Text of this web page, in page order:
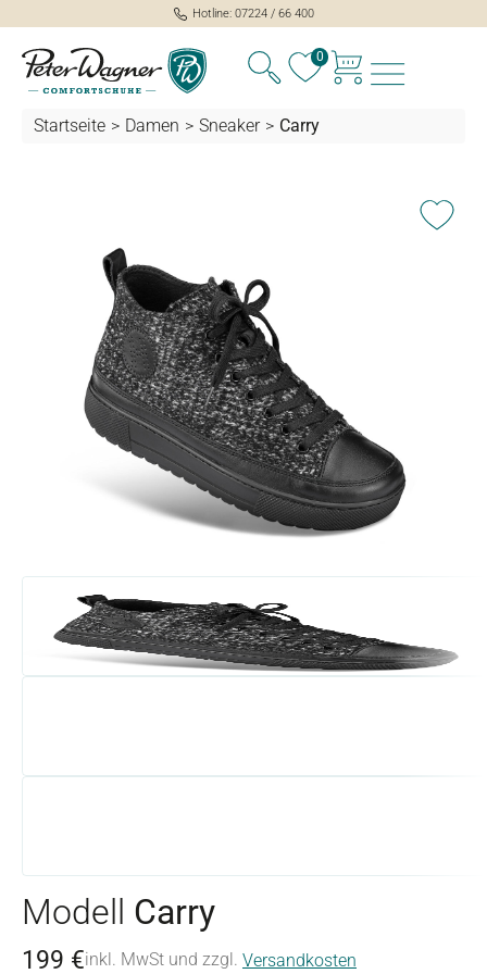
springen
Hotline: 07224 / 66 400
0
Startseite > Damen > Sneaker > Carry
Modell Carry
199 €inkl. MwSt und zzgl. Versandkosten